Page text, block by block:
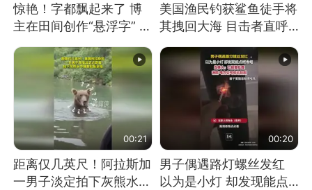
惊艳！字都飘起来了 博
主在田间创作“悬浮字” 网
美国渔民钓获鲨鱼徒手将
其拽回大海 目击者直呼
消息）
00:21
距离仅几英尺！阿拉斯加
一男子淡定拍下灰熊水中
00:20
男子偶遇路灯螺丝发红
以为是小灯 却发现能点